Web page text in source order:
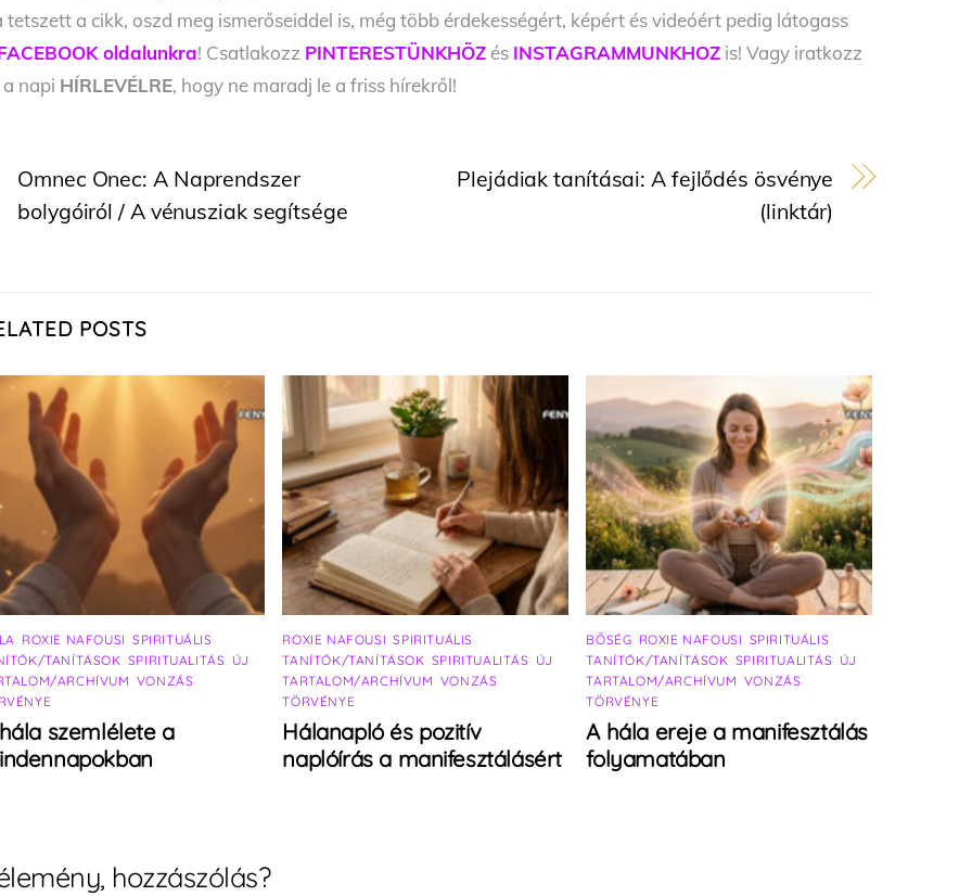
tetszett a cikk, oszd meg ismerőseiddel is, még több érdekességért, képért és videóért pedig látogass
oldalunkra! Csatlakozz PINTERESTÜNKHÖZ és INSTAGRAMMUNKHOZ is! Vagy iratkozz
napi HÍRLEVÉLRE, hogy ne maradj le a friss hírekről!
Omnec Onec: A Naprendszer
bolygóiról / A vénusziak segítsége
Plejádiak tanításai: A fejlődés ösvénye
(linktár)
POSTS
ROXIE NAFOUSI SPIRITUÁLIS
TANÍTÁSOK SPIRITUALITÁS ÚJ
ARCHÍVUM VONZÁS
szemlélete a
ROXIE NAFOUSI ,SPIRITUÁLIS
TANÍTÓK/TANÍTÁSOK SPIRITUALITÁS ÚJ
TARTALOM/ARCHÍVUM VONZÁS
TÖRVÉNYE
Hálanapló és pozitív
naplóírás a manifesztálásért
BŐSÉG ROXIE NAFOUSI SPIRITUÁLIS
TANÍTÓK/TANÍTÁSOK SPIRITUALITÁS ÚJ
TARTALOM/ARCHÍVUM VONZÁS
TÖRVÉNYE
A hála ereje a manifesztálás
folyamatában
hozzászólás?